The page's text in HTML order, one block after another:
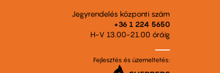
Jegyrendelés központi szám
+36 1 224 5650
H-V 13.00-21.00 óráig
Fejlesztés és üzemeltetés: